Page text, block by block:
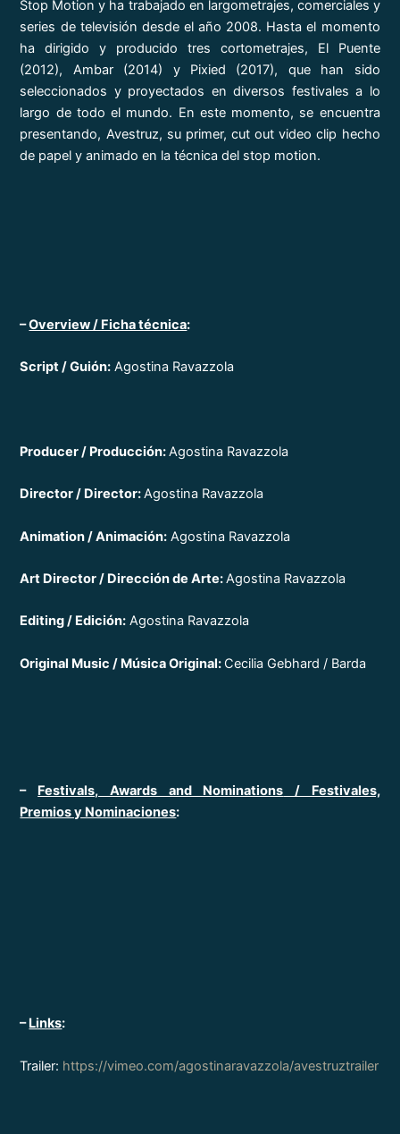
Stop Motion y ha trabajado en largometrajes, comerciales y
series de televisión desde el año 2008. Hasta el momento
ha dirigido y producido tres cortometrajes, El Puente
(2012), Ambar (2014) y Pixied (2017), que han sido
seleccionados y proyectados en diversos festivales a lo
largo de todo el mundo. En este momento, se encuentra
presentando, Avestruz, su primer, cut out video clip hecho
de papel y animado en la técnica del stop motion.
–Overview / Ficha técnica:
Script / Guión: Agostina Ravazzola
Producer / Producción:Agostina Ravazzola
Director / Director:Agostina Ravazzola
Animation / Animación: Agostina Ravazzola
Art Director / Dirección de Arte:Agostina Ravazzola
Editing / Edición: Agostina Ravazzola
Original Music / Música Original: Cecilia Gebhard / Barda
– Festivals, Awards and Nominations / Festivales,
Premios y Nominaciones:
–Links:
Trailer: https://vimeo.com/agostinaravazzola/avestruztrailer